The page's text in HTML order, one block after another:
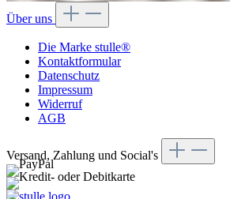
Über uns
Die Marke stulle®
Kontaktformular
Datenschutz
Impressum
Widerruf
AGB
Versand, Zahlung und Social's